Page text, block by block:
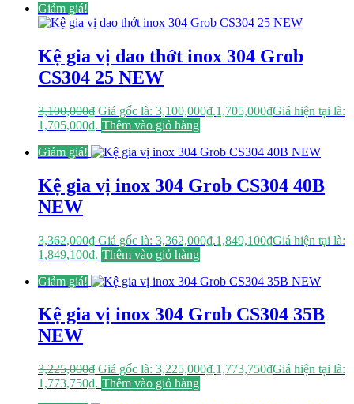
Giảm giá!
Kệ gia vị dao thớt inox 304 Grob
CS304 25 NEW
3,100,000₫ Giá gốc là: 3,100,000₫.1,705,000₫Giá hiện tại là:
1,705,000₫. Thêm vào giỏ hàng
Giảm giá!
Kệ gia vị inox 304 Grob CS304 40B
NEW
3,362,000₫ Giá gốc là: 3,362,000₫.1,849,100₫Giá hiện tại là:
1,849,100₫. Thêm vào giỏ hàng
Giảm giá!
Kệ gia vị inox 304 Grob CS304 35B
NEW
3,225,000₫ Giá gốc là: 3,225,000₫.1,773,750₫Giá hiện tại là:
1,773,750₫. Thêm vào giỏ hàng